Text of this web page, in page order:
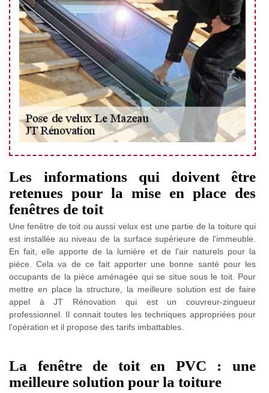
Les informations qui doivent être
retenues pour la mise en place des
fenêtres de toit
Une fenêtre de toit ou aussi velux est une partie de la toiture qui
est installée au niveau de la surface supérieure de l'immeuble.
En fait, elle apporte de la lumière et de l'air naturels pour la
pièce. Cela va de ce fait apporter une bonne santé pour les
occupants de la pièce aménagée qui se situe sous le toit. Pour
mettre en place la structure, la meilleure solution est de faire
appel à JT Rénovation qui est un couvreur-zingueur
professionnel. Il connait toutes les techniques appropriées pour
l'opération et il propose des tarifs imbattables.
La fenêtre de toit en PVC : une
meilleure solution pour la toiture